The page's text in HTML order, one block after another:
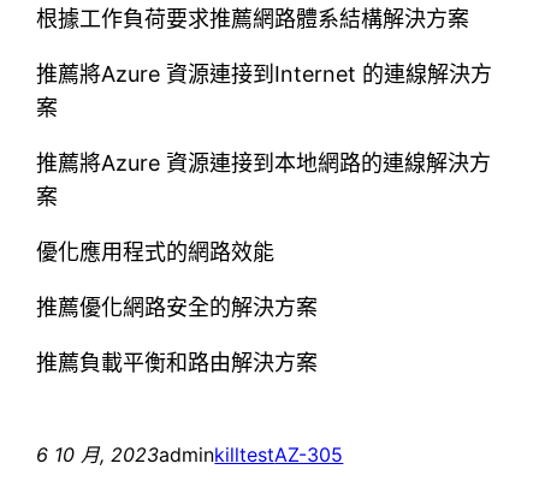
根據工作負荷要求推薦網路體系結構解決方案
推薦將Azure 資源連接到Internet 的連線解決方
案
推薦將Azure 資源連接到本地網路的連線解決方
案
優化應用程式的網路效能
推薦優化網路安全的解決方案
推薦負載平衡和路由解決方案
6 10 月, 2023adminkilltestAZ-305